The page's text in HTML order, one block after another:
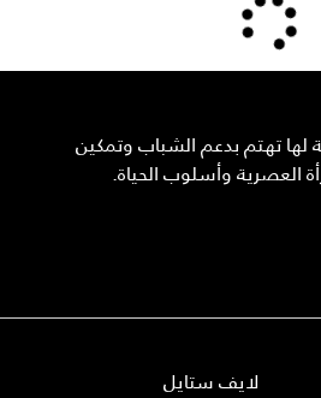
لها تهتم بدعم الشباب وتمكين
العصرية وأسلوب الحياة.
لايف ستايل